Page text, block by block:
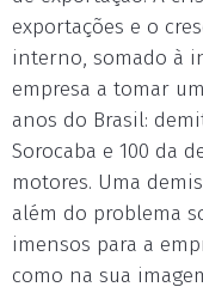
exportações e o
interno, somado à
empresa a tomar
anos do Brasil:
Sorocaba e 100 da
motores. Uma
além do problema
imensos para a
como na sua